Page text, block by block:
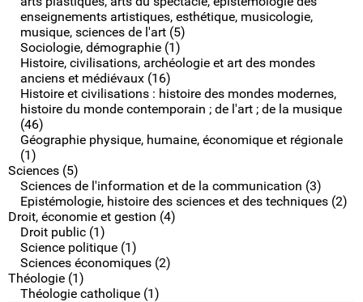
enseignements artistiques, esthétique, musicologie,
musique, sciences de l'art (5)
Sociologie, démographie (1)
Histoire, civilisations, archéologie et art des mondes
anciens et médiévaux (16)
Histoire et civilisations : histoire des mondes modernes,
histoire du monde contemporain ; de l'art ; de la musique
(46)
Géographie physique, humaine, économique et régionale
(1)
Sciences (5)
Sciences de l'information et de la communication (3)
Epistémologie, histoire des sciences et des techniques (2)
Droit, économie et gestion (4)
Droit public (1)
Science politique (1)
Sciences économiques (2)
Théologie (1)
Théologie catholique (1)